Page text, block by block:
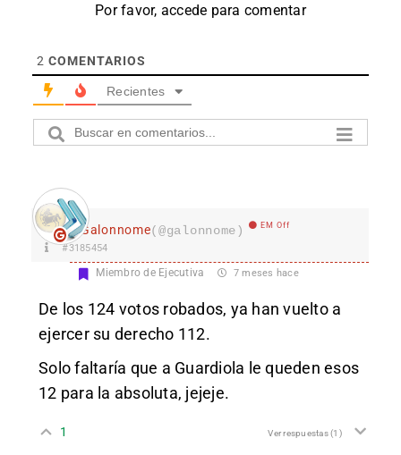
Por favor, accede para comentar
2 COMENTARIOS
Recientes
Galonnome(@galonnome) EM Off
#3185454
Miembro de Ejecutiva 7 meses hace
De los 124 votos robados, ya han vuelto a
ejercer su derecho 112.
Solo faltaría que a Guardiola le queden esos
12 para la absoluta, jejeje.
1 Ver respuestas(1)